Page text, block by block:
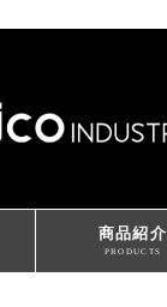
商品紹介
PRODUCTS